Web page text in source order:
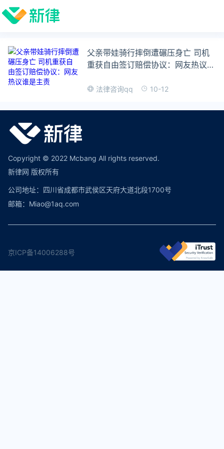
父亲带娃骑行摔倒遭碾压身亡 司机
重获自由签订赔偿协议：网友热议谁
法律咨询qq 10-12
Copyright © 2022 Mcbang All rights reserved.
新律网 版权所有
公司地址：四川省成都市武侯区天府大道北段1700号
邮箱：Miao@1aq.com
京ICP备14006288号